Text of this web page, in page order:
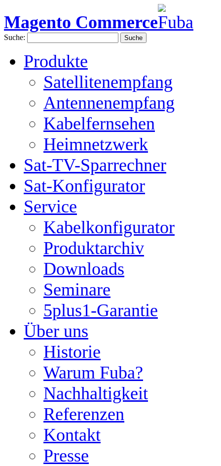
Magento Commerce
Suche: Suche
Produkte
Satellitenempfang
Antennenempfang
Kabelfernsehen
Heimnetzwerk
Sat-TV-Sparrechner
Sat-Konfigurator
Service
Kabelkonfigurator
Produktarchiv
Downloads
Seminare
5plus1-Garantie
Über uns
Historie
Warum Fuba?
Nachhaltigkeit
Referenzen
Kontakt
Presse